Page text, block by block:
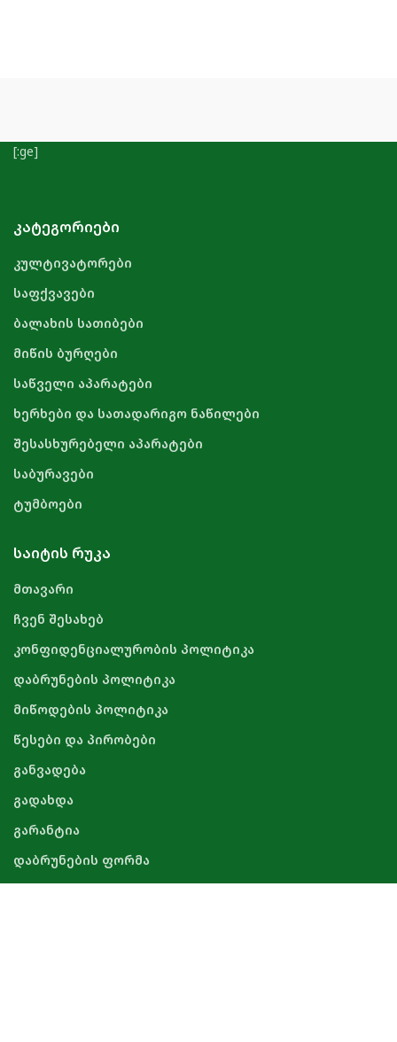
[:ge]
ᲙᲐᲢᲔᲒᲝᲠᲘᲔᲑᲘ
კულტივატორები
საფქვავები
ბალახის სათიბები
მიწის ბურღები
საწველი აპარატები
ხერხები და სათადარიგო ნაწილები
შესასხურებელი აპარატები
საბურავები
ტუმბოები
ᲡᲐᲘᲢᲘᲡ ᲠᲣᲙᲐ
მთავარი
ჩვენ შესახებ
კონფიდენციალურობის პოლიტიკა
დაბრუნების პოლიტიკა
მიწოდების პოლიტიკა
წესები და პირობები
განვადება
გადახდა
გარანტია
დაბრუნების ფორმა